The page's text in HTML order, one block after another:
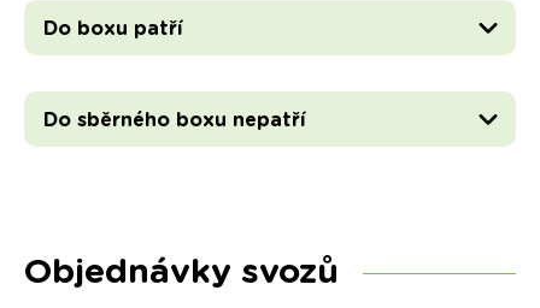
Do boxu patří
Do sběrného boxu nepatří
Objednávky svozů